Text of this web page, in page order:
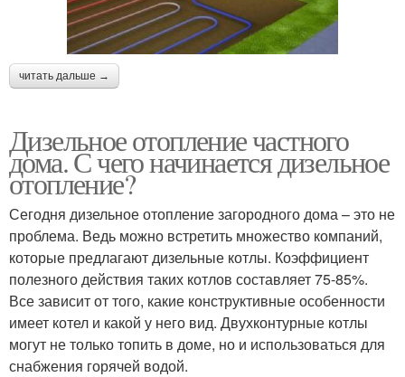
читать дальше →
Дизельное отопление частного
дома. С чего начинается дизельное
отопление?
Сегодня дизельное отопление загородного дома – это не
проблема. Ведь можно встретить множество компаний,
которые предлагают дизельные котлы. Коэффициент
полезного действия таких котлов составляет 75-85%.
Все зависит от того, какие конструктивные особенности
имеет котел и какой у него вид. Двухконтурные котлы
могут не только топить в доме, но и использоваться для
снабжения горячей водой.